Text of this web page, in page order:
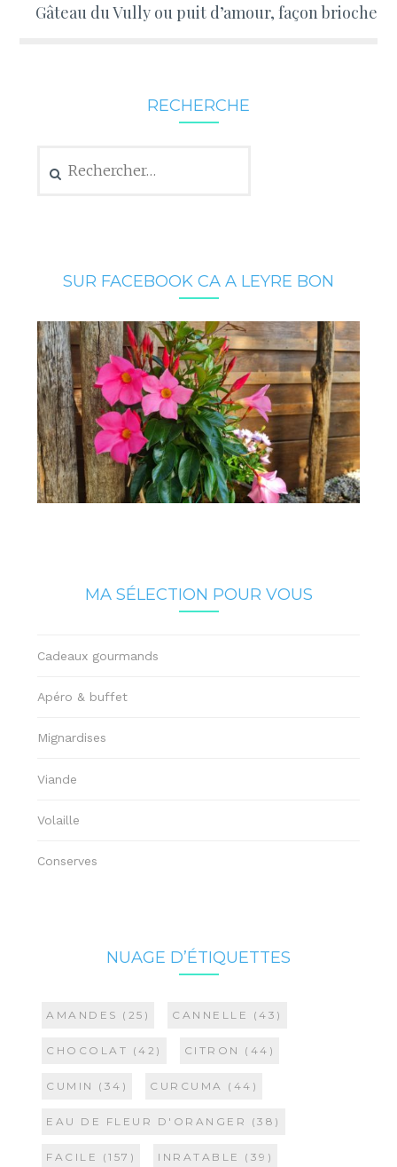
Gâteau du Vully ou puit d’amour, façon brioche
RECHERCHE
SUR FACEBOOK CA A LEYRE BON
MA SÉLECTION POUR VOUS
Cadeaux gourmands
Apéro & buffet
Mignardises
Viande
Volaille
Conserves
NUAGE D’ÉTIQUETTES
AMANDES (25) CANNELLE (43)
CHOCOLAT (42) CITRON (44)
CUMIN (34) CURCUMA (44)
EAU DE FLEUR D'ORANGER (38)
FACILE (157) INRATABLE (39)